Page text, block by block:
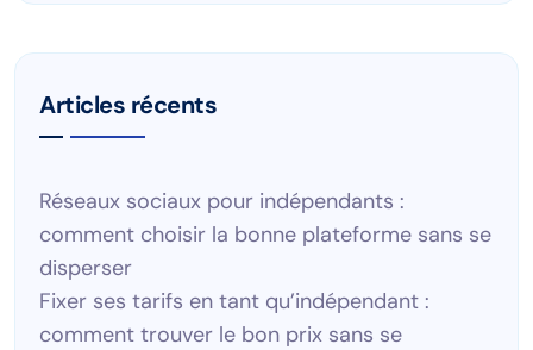
Articles récents
Réseaux sociaux pour indépendants :
comment choisir la bonne plateforme sans se
disperser
Fixer ses tarifs en tant qu’indépendant :
comment trouver le bon prix sans se